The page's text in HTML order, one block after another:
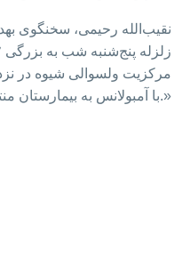
نقیب‌الله رحیمی، سخنگوی
با آمبولانس به بیمارستان منتقل شدند.»